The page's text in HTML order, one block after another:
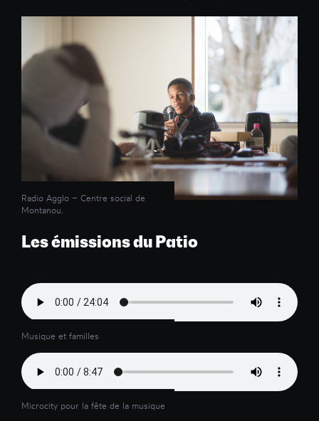
Radio Agglo – Centre social de
Montanou.
Les émissions du Patio
Musique et familles
Microcity pour la fête de la musique